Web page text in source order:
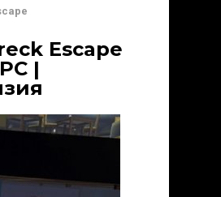
Escape
|